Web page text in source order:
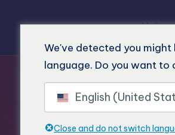
Heim
We've detected you
language. Do you want to
English (United
Close and do not switch